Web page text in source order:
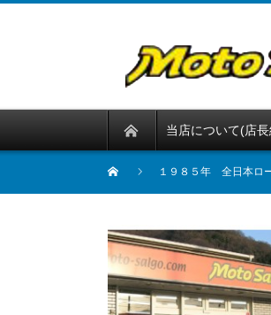
当店について(店
１９８５年 全日本ロ